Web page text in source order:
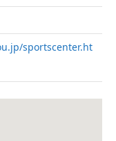
sportscenter.ht